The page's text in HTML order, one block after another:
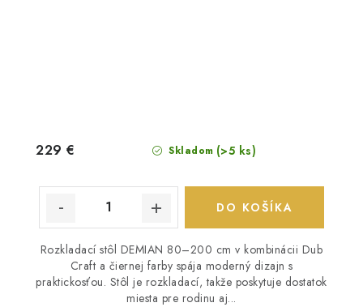
Skladom (>5 ks)
229 €
DO KOŠÍKA
Rozkladací stôl DEMIAN 80–200 cm v kombinácii Dub
Craft a čiernej farby spája moderný dizajn s
praktickosťou. Stôl je rozkladací, takže poskytuje dostatok
miesta pre rodinu aj...